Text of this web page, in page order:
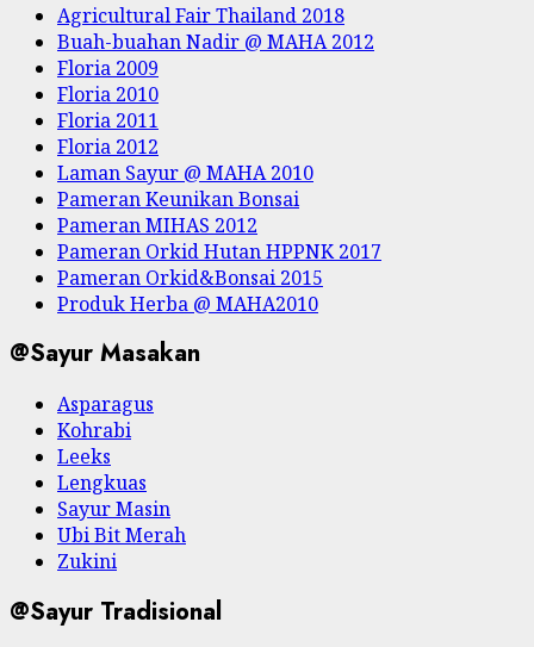
Agricultural Fair Thailand 2018
Buah-buahan Nadir @ MAHA 2012
Floria 2009
Floria 2010
Floria 2011
Floria 2012
Laman Sayur @ MAHA 2010
Pameran Keunikan Bonsai
Pameran MIHAS 2012
Pameran Orkid Hutan HPPNK 2017
Pameran Orkid&Bonsai 2015
Produk Herba @ MAHA2010
@Sayur Masakan
Asparagus
Kohrabi
Leeks
Lengkuas
Sayur Masin
Ubi Bit Merah
Zukini
@Sayur Tradisional